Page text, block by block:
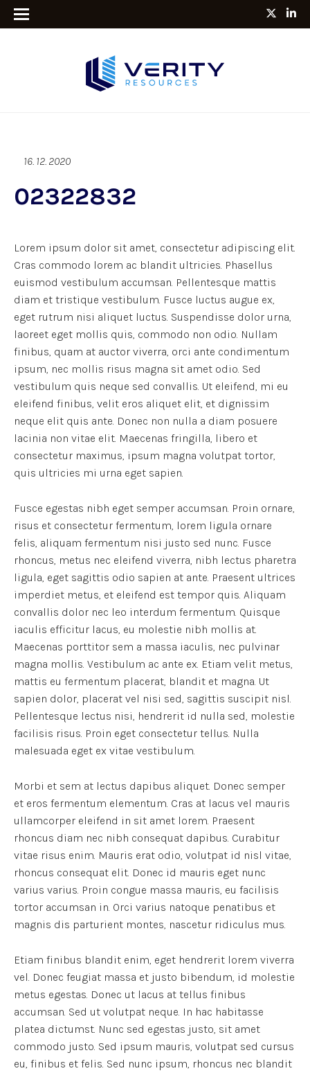
16. 12. 2020
02322832
Lorem ipsum dolor sit amet, consectetur adipiscing elit.
Cras commodo lorem ac blandit ultricies. Phasellus
euismod vestibulum accumsan. Pellentesque mattis
diam et tristique vestibulum. Fusce luctus augue ex,
eget rutrum nisi aliquet luctus. Suspendisse dolor urna,
laoreet eget mollis quis, commodo non odio. Nullam
finibus, quam at auctor viverra, orci ante condimentum
ipsum, nec mollis risus magna sit amet odio. Sed
vestibulum quis neque sed convallis. Ut eleifend, mi eu
eleifend finibus, velit eros aliquet elit, et dignissim
neque elit quis ante. Donec non nulla a diam posuere
lacinia non vitae elit. Maecenas fringilla, libero et
consectetur maximus, ipsum magna volutpat tortor,
quis ultricies mi urna eget sapien.
Fusce egestas nibh eget semper accumsan. Proin ornare,
risus et consectetur fermentum, lorem ligula ornare
felis, aliquam fermentum nisi justo sed nunc. Fusce
rhoncus, metus nec eleifend viverra, nibh lectus pharetra
ligula, eget sagittis odio sapien at ante. Praesent ultrices
imperdiet metus, et eleifend est tempor quis. Aliquam
convallis dolor nec leo interdum fermentum. Quisque
iaculis efficitur lacus, eu molestie nibh mollis at.
Maecenas porttitor sem a massa iaculis, nec pulvinar
magna mollis. Vestibulum ac ante ex. Etiam velit metus,
mattis eu fermentum placerat, blandit et magna. Ut
sapien dolor, placerat vel nisi sed, sagittis suscipit nisl.
Pellentesque lectus nisi, hendrerit id nulla sed, molestie
facilisis risus. Proin eget consectetur tellus. Nulla
malesuada eget ex vitae vestibulum.
Morbi et sem at lectus dapibus aliquet. Donec semper
et eros fermentum elementum. Cras at lacus vel mauris
ullamcorper eleifend in sit amet lorem. Praesent
rhoncus diam nec nibh consequat dapibus. Curabitur
vitae risus enim. Mauris erat odio, volutpat id nisl vitae,
rhoncus consequat elit. Donec id mauris eget nunc
varius varius. Proin congue massa mauris, eu facilisis
tortor accumsan in. Orci varius natoque penatibus et
magnis dis parturient montes, nascetur ridiculus mus.
Etiam finibus blandit enim, eget hendrerit lorem viverra
vel. Donec feugiat massa et justo bibendum, id molestie
metus egestas. Donec ut lacus at tellus finibus
accumsan. Sed ut volutpat neque. In hac habitasse
platea dictumst. Nunc sed egestas justo, sit amet
commodo justo. Sed ipsum mauris, volutpat sed cursus
eu, finibus et felis. Sed nunc ipsum, rhoncus nec blandit